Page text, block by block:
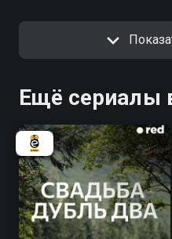
Ещё сериалы